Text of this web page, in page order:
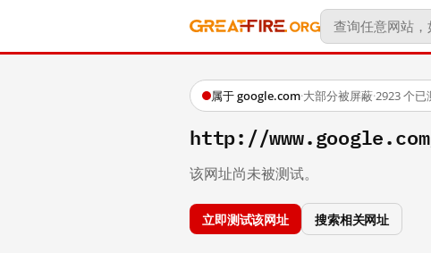
属于 google.com·大部分被屏蔽·2923 个已
http://
该网址尚未被测试。
立即测试该网址 搜索相关网址